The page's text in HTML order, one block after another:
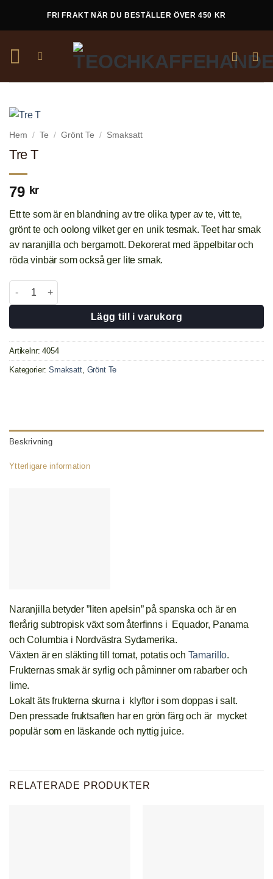
FRI FRAKT NÄR DU BESTÄLLER ÖVER 450 KR
Hem / Te / Grönt Te / Smaksatt
Tre T
79 kr
Ett te som är en blandning av tre olika typer av te, vitt te,
grönt te och oolong vilket ger en unik tesmak. Teet har smak
av naranjilla och bergamott. Dekorerat med äppelbitar och
röda vinbär som också ger lite smak.
Tre T mängd
Lägg till i varukorg
Artikelnr:4054
Kategorier:Smaksatt, Grönt Te
Beskrivning
Ytterligare information
Naranjilla betyder ”liten apelsin” på spanska och är en
flerårig subtropisk växt som återfinns i Equador, Panama
och Columbia i Nordvästra Sydamerika.
Växten är en släkting till tomat, potatis och Tamarillo.
Frukternas smak är syrlig och påminner om rabarber och
lime.
Lokalt äts frukterna skurna i klyftor i som doppas i salt.
Den pressade fruktsaften har en grön färg och är mycket
populär som en läskande och nyttig juice.
RELATERADE PRODUKTER